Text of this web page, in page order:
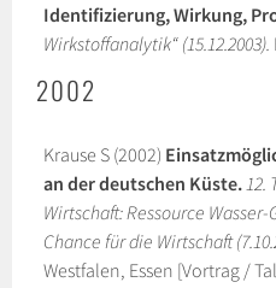
Identifizierung, Wirkung,
Wirkstoffanalytik“ (15.12.2003).
2002
Krause S (2002)
an der deutschen Küste.12.
Wirtschaft: Ressource
Chance für die Wirtschaft
Westfalen, Essen [Vortrag /